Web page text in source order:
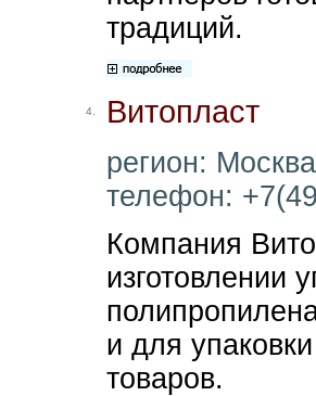
традиций.
4. Витопласт
регион:
телефон:
Компания
изготовлении
и для
товаров.